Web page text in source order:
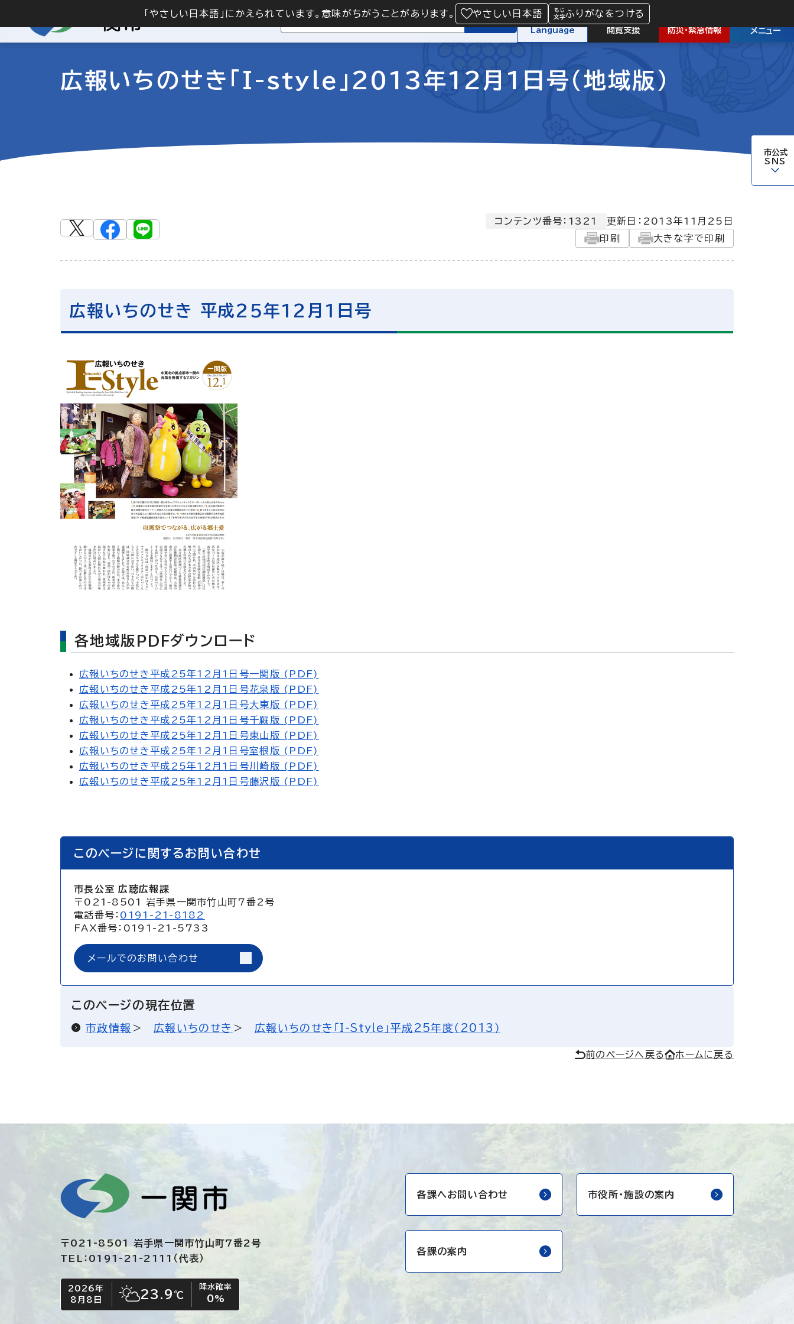
「やさしい日本語」にかえられています。意味がちがうことがあります。 やさしい日本語 ふりがなをつける
検索
Language 閲覧支援 防災・緊急情報 メニュー
市公式
SNS
広報いちのせき「I-style」2013年12月1日号（地域版）
コンテンツ番号：1321 更新日： 2013年11月25日
印刷
大きな字で印刷
広報いちのせき 平成25年12月1日号
各地域版PDFダウンロード
広報いちのせき平成25年12月1日号一関版 (PDF)
広報いちのせき平成25年12月1日号花泉版 (PDF)
広報いちのせき平成25年12月1日号大東版 (PDF)
広報いちのせき平成25年12月1日号千厩版 (PDF)
広報いちのせき平成25年12月1日号東山版 (PDF)
広報いちのせき平成25年12月1日号室根版 (PDF)
広報いちのせき平成25年12月1日号川崎版 (PDF)
広報いちのせき平成25年12月1日号藤沢版 (PDF)
このページに関するお問い合わせ
市長公室 広聴広報課
〒021-8501 岩手県一関市竹山町7番2号
電話番号： 0191-21-8182
FAX番号：0191-21-5733
メールでのお問い合わせ
このページの現在位置
市政情報 広報いちのせき 広報いちのせき「I-Style」平成25年度（2013）
前のページへ戻る ホームに戻る
〒021-8501 岩手県一関市竹山町7番2号
TEL：0191-21-2111（代表）
今日の日付
2026年
8月8日
今日の天気
晴れ時々くもり
23.9℃
降水確率
0%
各課へお問い合わせ 市役所・施設の案内
各課の案内